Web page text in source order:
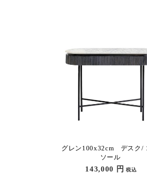
グレン100x32cm デスク/
ソール
143,000 円 税込